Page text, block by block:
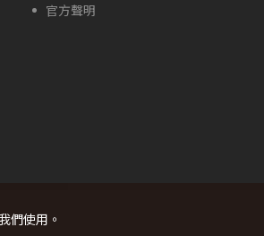
官方聲明
們使用。